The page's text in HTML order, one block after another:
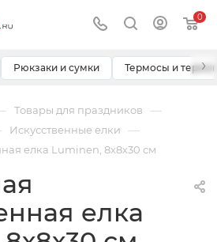
0
Рюкзаки и сумки Термосы и ›
Товары для праздников —
Искусственные елки —
елка Luminen, 8х8х30 см
елка